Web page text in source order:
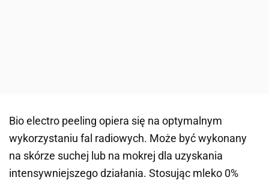
Bio electro peeling opiera się na optymalnym
wykorzystaniu fal radiowych. Może być wykonany
na skórze suchej lub na mokrej dla uzyskania
intensywniejszego działania. Stosując mleko 0%